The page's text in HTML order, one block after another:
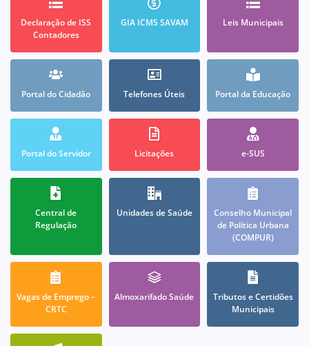
Declaração de ISS
Contadores
GIA ICMS SAVAM Leis Municipais
Portal do Cidadão Telefones Úteis Portal da Educação
Portal do Servidor Licitações e-SUS
Central de
Regulação
Unidades de Saúde
Conselho Municipal
de Política Urbana
(COMPUR)
Vagas de Emprego –
CRTC
Almoxarifado Saúde
Tributos e Certidões
Municipais